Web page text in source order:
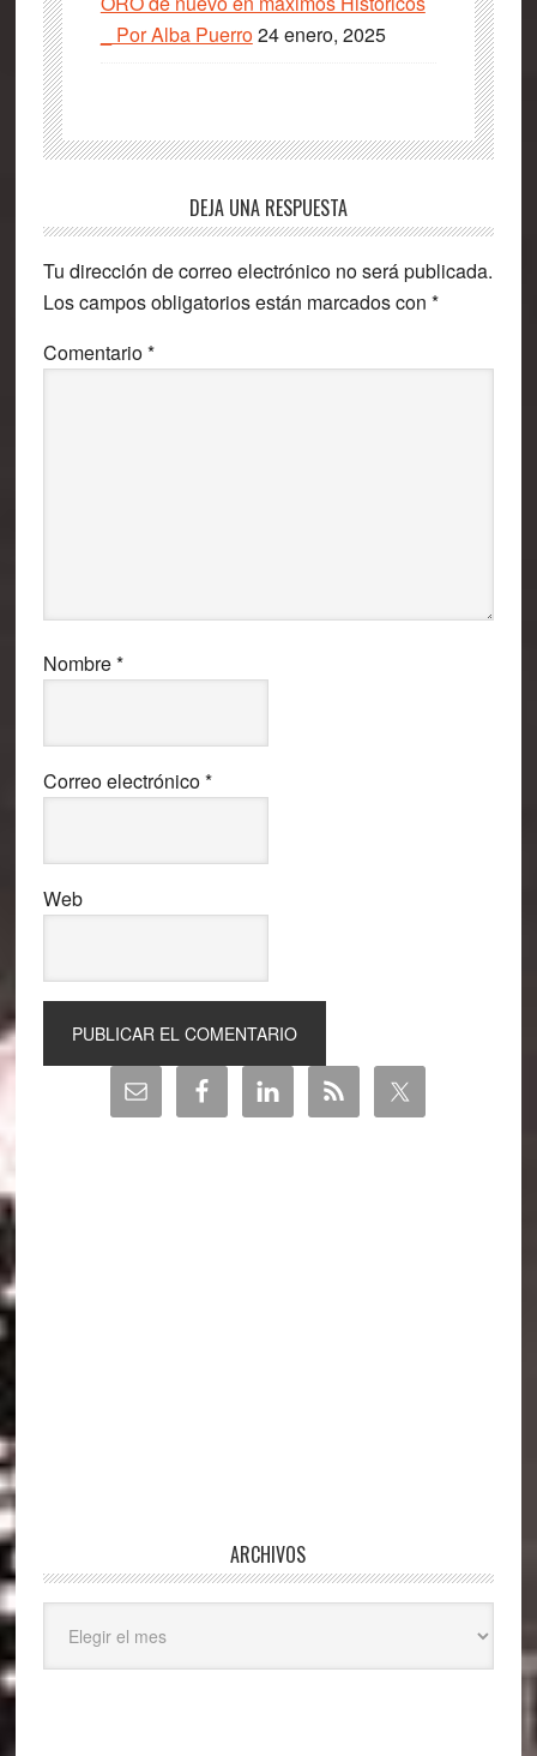
_ Por Alba Puerro24 enero, 2025
Interacciones
con
los
lectores
DEJA UNA RESPUESTA
Tu dirección de correo electrónico no será publicada.
Los campos obligatorios están marcados con *
Comentario*
Nombre*
Correo electrónico*
Web
Barra
lateral
ARCHIVOS